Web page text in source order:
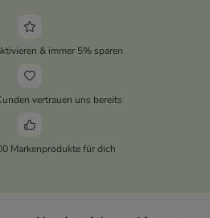
& immer 5% sparen
vertrauen uns bereits
Markenprodukte für dich